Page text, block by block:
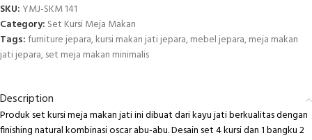
SKU: YMJ-SKM 141
Category: Set Kursi Meja Makan
Tags:furniture jepara,kursi makan jati jepara,mebel jepara,meja makan
jati jepara,set meja makan minimalis
Description
Produk set kursi meja makan jati ini dibuat dari kayu jati berkualitas dengan
finishing natural kombinasi oscar abu-abu. Desain set 4 kursi dan 1 bangku 2